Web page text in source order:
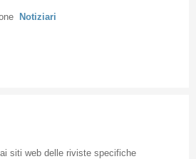
Notiziari
siti web delle riviste specifiche